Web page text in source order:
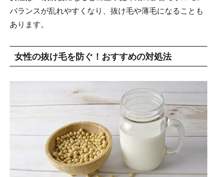
バランスが乱れやすくなり、抜け毛や薄毛になることも
あります。
女性の抜け毛を防ぐ！おすすめの対処法